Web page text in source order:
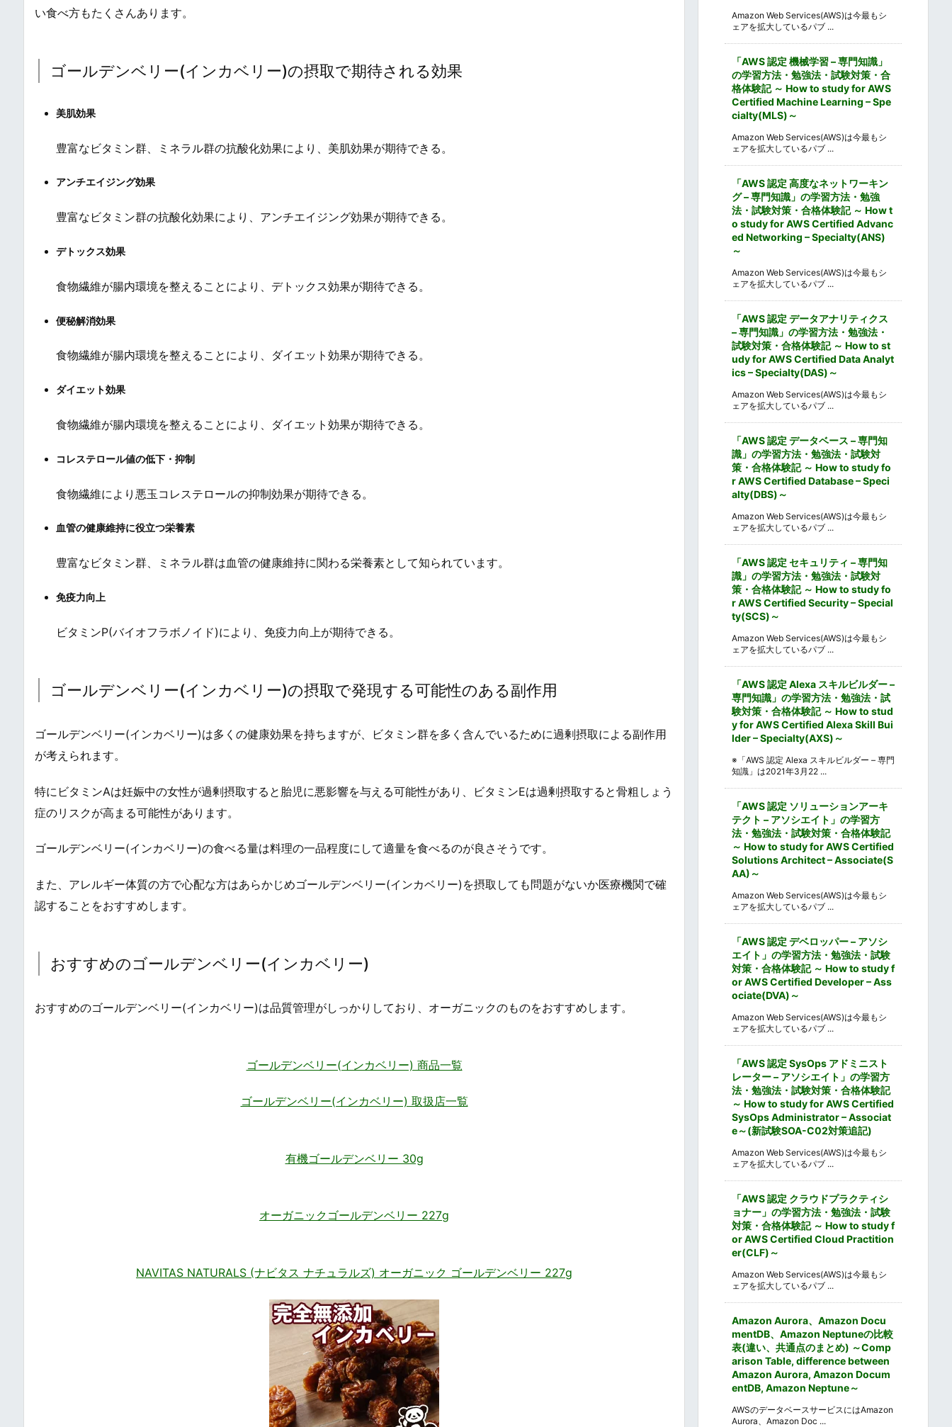
い食べ方もたくさんあります。
ゴールデンベリー(インカベリー)の摂取で期待される効果
美肌効果
豊富なビタミン群、ミネラル群の抗酸化効果により、美肌効果が期待できる。
アンチエイジング効果
豊富なビタミン群の抗酸化効果により、アンチエイジング効果が期待できる。
デトックス効果
食物繊維が腸内環境を整えることにより、デトックス効果が期待できる。
便秘解消効果
食物繊維が腸内環境を整えることにより、ダイエット効果が期待できる。
ダイエット効果
食物繊維が腸内環境を整えることにより、ダイエット効果が期待できる。
コレステロール値の低下・抑制
食物繊維により悪玉コレステロールの抑制効果が期待できる。
血管の健康維持に役立つ栄養素
豊富なビタミン群、ミネラル群は血管の健康維持に関わる栄養素として知られています。
免疫力向上
ビタミンP(バイオフラボノイド)により、免疫力向上が期待できる。
ゴールデンベリー(インカベリー)の摂取で発現する可能性のある副作用
ゴールデンベリー(インカベリー)は多くの健康効果を持ちますが、ビタミン群を多く含んでいるために過剰摂取による副作用
が考えられます。
特にビタミンAは妊娠中の女性が過剰摂取すると胎児に悪影響を与える可能性があり、ビタミンEは過剰摂取すると骨粗しょう
症のリスクが高まる可能性があります。
ゴールデンベリー(インカベリー)の食べる量は料理の一品程度にして適量を食べるのが良さそうです。
また、アレルギー体質の方で心配な方はあらかじめゴールデンベリー(インカベリー)を摂取しても問題がないか医療機関で確
認することをおすすめします。
おすすめのゴールデンベリー(インカベリー)
おすすめのゴールデンベリー(インカベリー)は品質管理がしっかりしており、オーガニックのものをおすすめします。
ゴールデンベリー(インカベリー) 商品一覧
ゴールデンベリー(インカベリー) 取扱店一覧
有機ゴールデンベリー 30g
オーガニックゴールデンベリー 227g
NAVITAS NATURALS (ナビタス ナチュラルズ) オーガニック ゴールデンベリー 227g
Amazon Web Services(AWS)は今最もシ
ェアを拡大しているパブ ...
「AWS 認定 機械学習 – 専門知識」
の学習方法・勉強法・試験対策・合
格体験記 ～ How to study for AWS
Certified Machine Learning – Spe
cialty(MLS)～
Amazon Web Services(AWS)は今最もシ
ェアを拡大しているパブ ...
「AWS 認定 高度なネットワーキン
グ – 専門知識」の学習方法・勉強
法・試験対策・合格体験記 ～ How t
o study for AWS Certified Advanc
ed Networking – Specialty(ANS)
～
Amazon Web Services(AWS)は今最もシ
ェアを拡大しているパブ ...
「AWS 認定 データアナリティクス
– 専門知識」の学習方法・勉強法・
試験対策・合格体験記 ～ How to st
udy for AWS Certified Data Analyt
ics – Specialty(DAS)～
Amazon Web Services(AWS)は今最もシ
ェアを拡大しているパブ ...
「AWS 認定 データベース – 専門知
識」の学習方法・勉強法・試験対
策・合格体験記 ～ How to study fo
r AWS Certified Database – Speci
alty(DBS)～
Amazon Web Services(AWS)は今最もシ
ェアを拡大しているパブ ...
「AWS 認定 セキュリティ – 専門知
識」の学習方法・勉強法・試験対
策・合格体験記 ～ How to study fo
r AWS Certified Security – Special
ty(SCS)～
Amazon Web Services(AWS)は今最もシ
ェアを拡大しているパブ ...
「AWS 認定 Alexa スキルビルダー –
専門知識」の学習方法・勉強法・試
験対策・合格体験記 ～ How to stud
y for AWS Certified Alexa Skill Bui
lder – Specialty(AXS)～
※「AWS 認定 Alexa スキルビルダー – 専門
知識」は2021年3月22 ...
「AWS 認定 ソリューションアーキ
テクト – アソシエイト」の学習方
法・勉強法・試験対策・合格体験記
～ How to study for AWS Certified
Solutions Architect – Associate(S
AA)～
Amazon Web Services(AWS)は今最もシ
ェアを拡大しているパブ ...
「AWS 認定 デベロッパー – アソシ
エイト」の学習方法・勉強法・試験
対策・合格体験記 ～ How to study f
or AWS Certified Developer – Ass
ociate(DVA)～
Amazon Web Services(AWS)は今最もシ
ェアを拡大しているパブ ...
「AWS 認定 SysOps アドミニスト
レーター – アソシエイト」の学習方
法・勉強法・試験対策・合格体験記
～ How to study for AWS Certified
SysOps Administrator – Associat
e～(新試験SOA-C02対策追記)
Amazon Web Services(AWS)は今最もシ
ェアを拡大しているパブ ...
「AWS 認定 クラウドプラクティシ
ョナー」の学習方法・勉強法・試験
対策・合格体験記 ～ How to study f
or AWS Certified Cloud Practition
er(CLF)～
Amazon Web Services(AWS)は今最もシ
ェアを拡大しているパブ ...
Amazon Aurora、Amazon Docu
mentDB、Amazon Neptuneの比較
表(違い、共通点のまとめ) ～Comp
arison Table, difference between
Amazon Aurora, Amazon Docum
entDB, Amazon Neptune～
AWSのデータベースサービスにはAmazon
Aurora、Amazon Doc ...